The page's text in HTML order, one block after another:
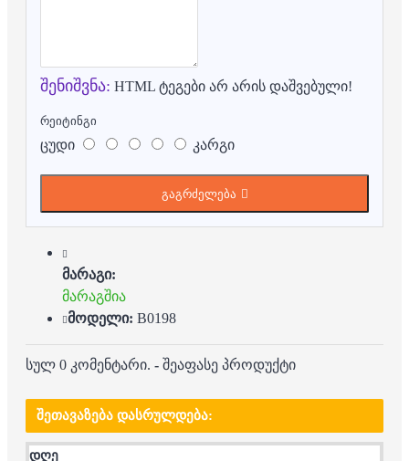
შენიშვნა: HTML ტეგები არ არის დაშვებული!
რეიტინგი
ცუდი კარგი
გაგრძელება
მარაგი:
მარაგშია
მოდელი: B0198
სულ 0 კომენტარი. - შეაფასე პროდუქტი
ᲨᲔᲗᲐᲕᲐᲖᲔᲑᲐ ᲓᲐᲡᲠᲣᲚᲓᲔᲑᲐ:
დღე